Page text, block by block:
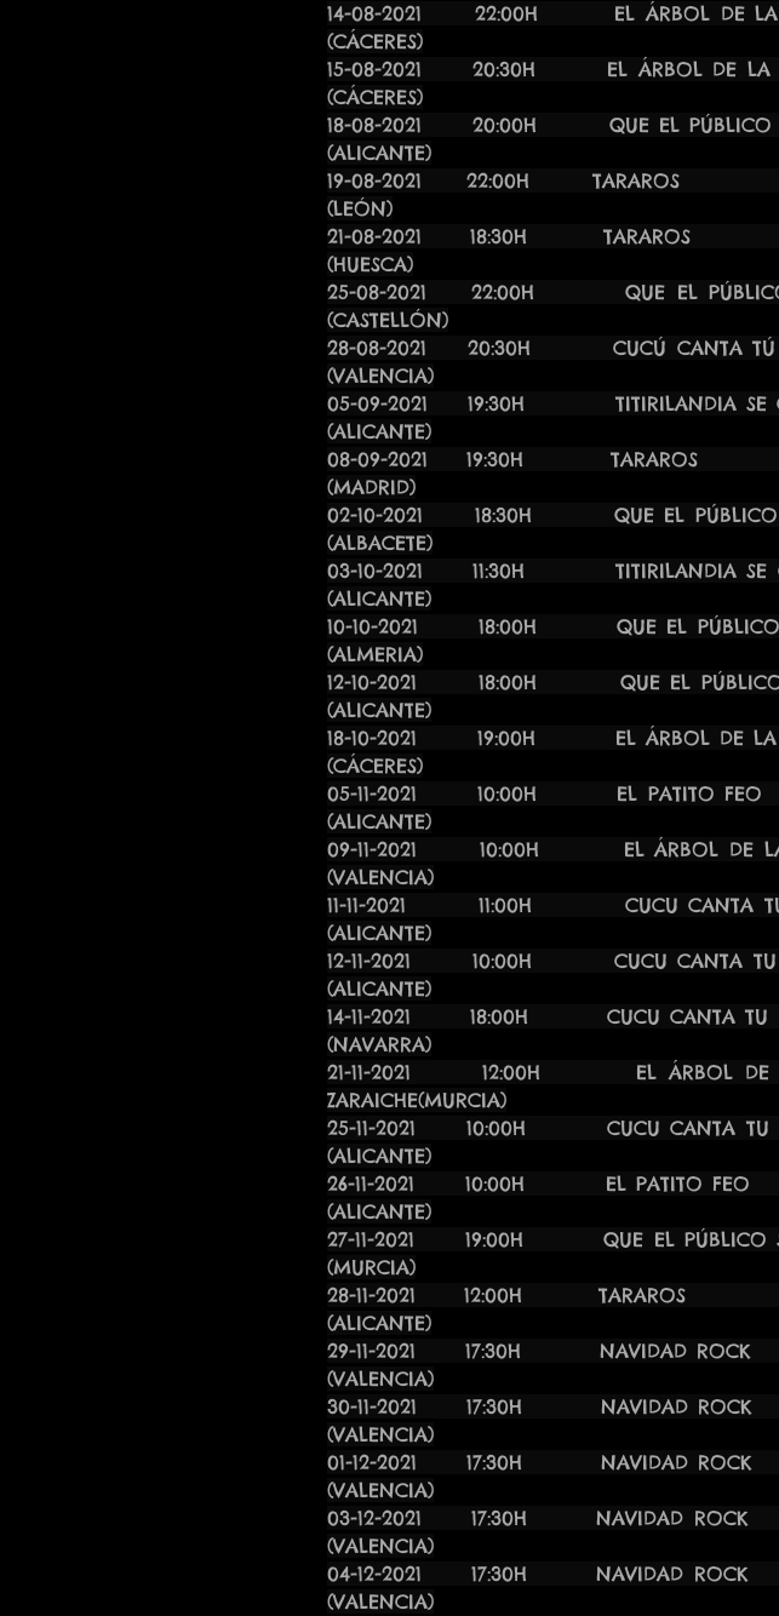
14-08-2021 22:00H EL ÁRBOL
(CÁCERES)
15-08-2021 20:30H EL
(CÁCERES)
18-08-2021 20:00H QUE
(ALICANTE)
19-08-2021
(LEÓN)
21-08-2021 18:30H
(HUESCA)
25-08-2021 22:00H QUE EL
(CASTELLÓN)
28-08-2021 20:30H
(VALENCIA)
05-09-2021 19:30H
(ALICANTE)
08-09-2021 19:30H
(MADRID)
02-10-2021 18:30H QUE EL
(ALBACETE)
03-10-2021 11:30H
(ALICANTE)
10-10-2021 18:00H QUE
(ALMERIA)
12-10-2021 18:00H QUE EL
(ALICANTE)
18-10-2021 19:00H EL
(CÁCERES)
05-11-2021 10:00H EL
(ALICANTE)
09-11-2021 10:00H EL
(VALENCIA)
11-11-2021 11:00H CUCU
(ALICANTE)
12-11-2021 10:00H CUCU
(ALICANTE)
14-11-2021 18:00H
(NAVARRA)
21-11-2021 12:00H EL
ZARAICHE(MURCIA)
25-11-2021 10:00H CUCU
(ALICANTE)
26-11-2021 10:00H EL
(ALICANTE)
27-11-2021 19:00H QUE EL
(MURCIA)
28-11-2021 12:00H
(ALICANTE)
29-11-2021 17:30H
(VALENCIA)
30-11-2021 17:30H
(VALENCIA)
01-12-2021 17:30H
(VALENCIA)
03-12-2021 17:30H
(VALENCIA)
04-12-2021 17:30H
(VALENCIA)